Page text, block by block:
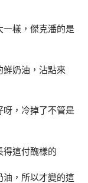
一樣，傑克潘的是
鮮奶油，沾點來
呀，冷掉了不管是
得這付醜樣的
油，所以才變的這